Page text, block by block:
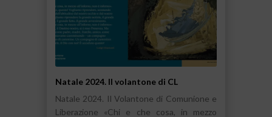
Natale 2024. Il volantone di CL
Natale 2024. Il Volantone di Comunione e
Liberazione «Chi e che cosa, in mezzo